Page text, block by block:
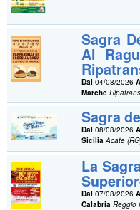
Sagra
Al
Dal 04/08/2026
Marche
Sagra
Dal 08/08/2026
Sicilia Acate
La
Dal 07/08/2026
Calabria Reggio